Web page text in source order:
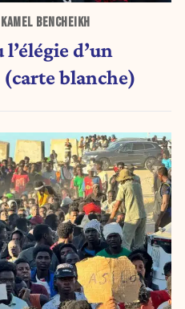
BENCHEIKH
d’un
(carte blanche)